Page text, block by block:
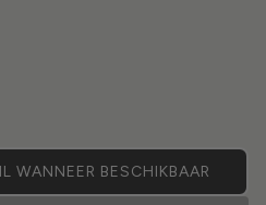
WANNEER BESCHIKBAAR